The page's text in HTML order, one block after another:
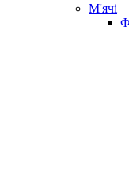
М'ячі